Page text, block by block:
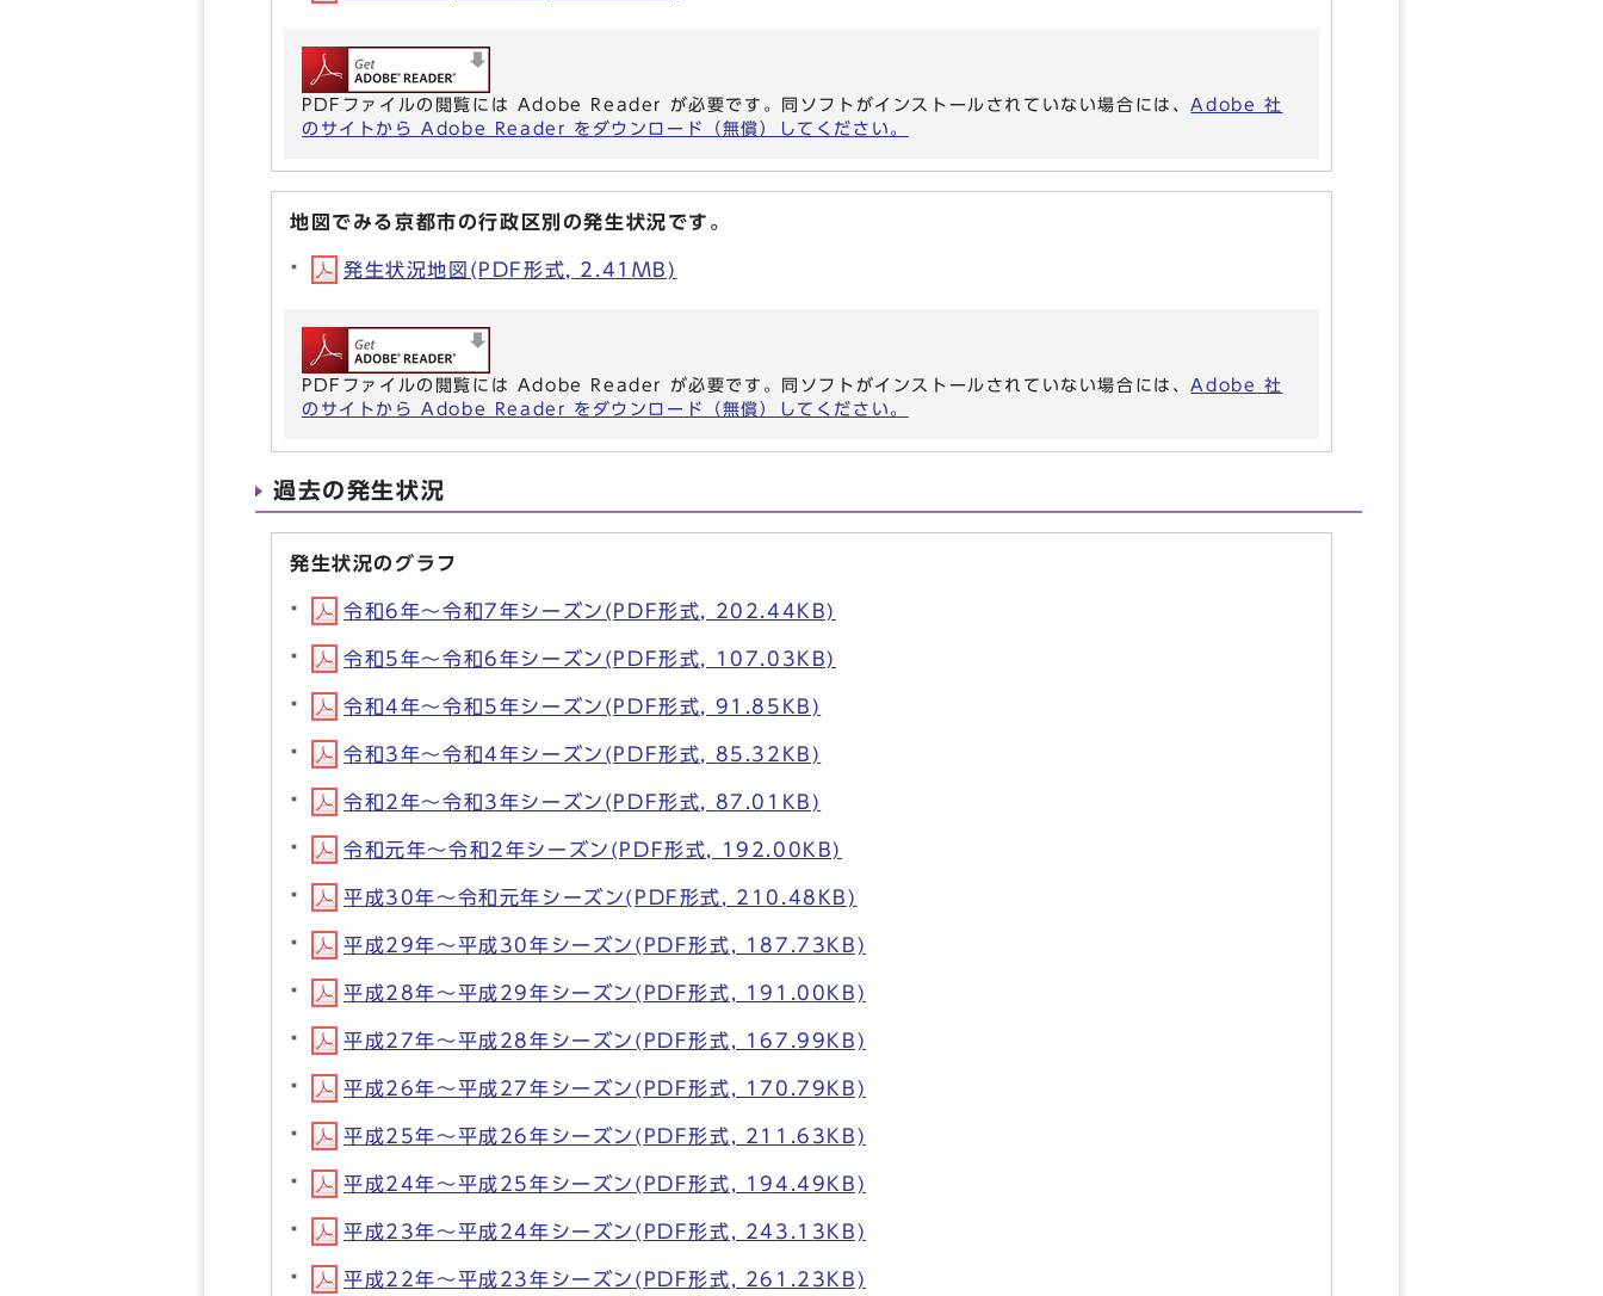
PDFファイルの閲覧には Adobe Reader が必要です。同ソフトがインストールされていない場合には、Adobe 社
のサイトから Adobe Reader をダウンロード（無償）してください。
地図でみる京都市の行政区別の発生状況です。
発生状況地図(PDF形式, 2.41MB)
PDFファイルの閲覧には Adobe Reader が必要です。同ソフトがインストールされていない場合には、Adobe 社
のサイトから Adobe Reader をダウンロード（無償）してください。
過去の発生状況
発生状況のグラフ
令和6年～令和7年シーズン(PDF形式, 202.44KB)
令和5年～令和6年シーズン(PDF形式, 107.03KB)
令和4年～令和5年シーズン(PDF形式, 91.85KB)
令和3年～令和4年シーズン(PDF形式, 85.32KB)
令和2年～令和3年シーズン(PDF形式, 87.01KB)
令和元年～令和2年シーズン(PDF形式, 192.00KB)
平成30年～令和元年シーズン(PDF形式, 210.48KB)
平成29年～平成30年シーズン(PDF形式, 187.73KB)
平成28年～平成29年シーズン(PDF形式, 191.00KB)
平成27年～平成28年シーズン(PDF形式, 167.99KB)
平成26年～平成27年シーズン(PDF形式, 170.79KB)
平成25年～平成26年シーズン(PDF形式, 211.63KB)
平成24年～平成25年シーズン(PDF形式, 194.49KB)
平成23年～平成24年シーズン(PDF形式, 243.13KB)
平成22年～平成23年シーズン(PDF形式, 261.23KB)